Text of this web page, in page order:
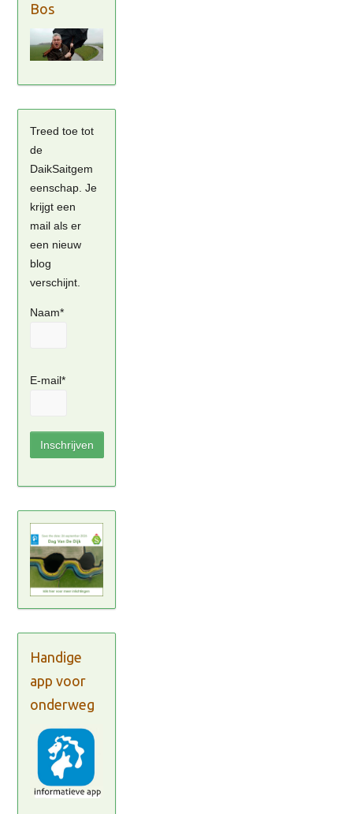
Bos
Treed toe tot
de
DaikSaitgem
eenschap. Je
krijgt een
mail als er
een nieuw
blog
verschijnt.
Naam*
E-mail*
Handige
app voor
onderweg